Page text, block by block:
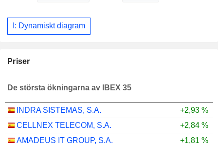
I: Dynamiskt diagram
Priser
De största ökningarna av IBEX 35
INDRA SISTEMAS, S.A.
+2,93 %
CELLNEX TELECOM, S.A.
+2,84 %
AMADEUS IT GROUP, S.A.
+1,81 %